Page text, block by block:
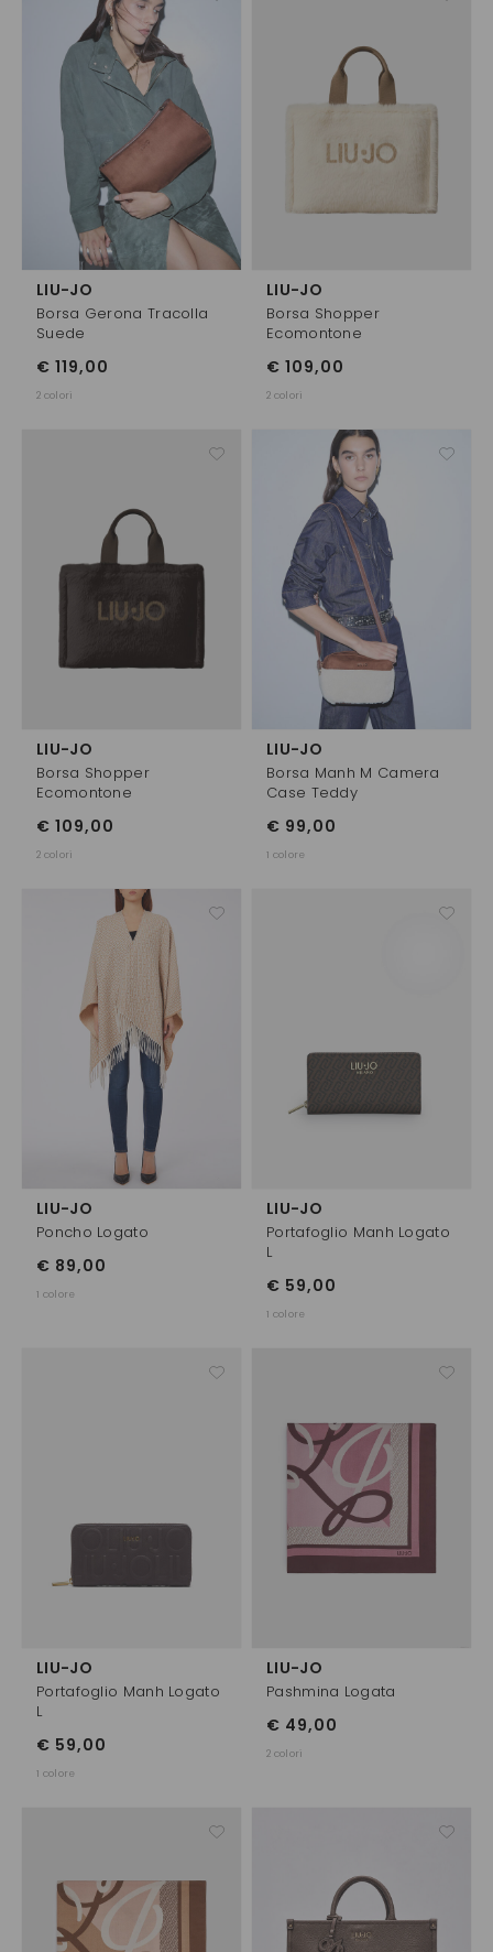
LIU-JO
Borsa Gerona Tracolla
Suede
€ 119,00
2 colori
LIU-JO
Borsa Shopper
Ecomontone
€ 109,00
2 colori
LIU-JO
Borsa Shopper
Ecomontone
€ 109,00
2 colori
LIU-JO
Borsa Manh M Camera
Case Teddy
€ 99,00
1 colore
LIU-JO
Poncho Logato
€ 89,00
1 colore
LIU-JO
Portafoglio Manh Logato
L
€ 59,00
1 colore
LIU-JO
Portafoglio Manh Logato
L
€ 59,00
1 colore
LIU-JO
Pashmina Logata
€ 49,00
2 colori